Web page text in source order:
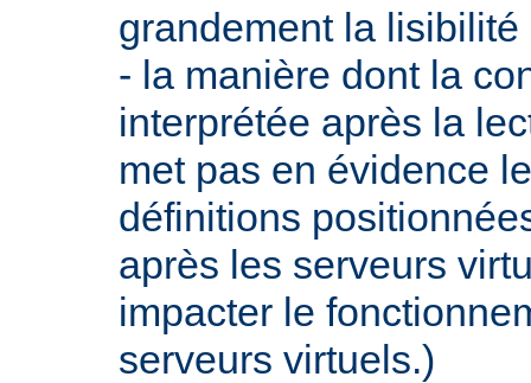
grandement la
- la manière dont la
interprétée après la
met pas en évidence
définitions
après les serveurs
impacter le
serveurs virtuels.)